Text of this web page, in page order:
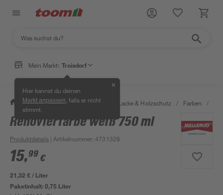
Mein Markt: Troisdorf
Hier kannst du deinen
Markt anpassen , falls er nicht
stimmt.
✕
/ Bauen & Renovieren / Farben, Lacke & Holzschutz / Farben /
Bestseller
Renovierfarbe weiß 750 ml
Produktdetails | Artikelnummer:4731328
15,99 €
21,32 € / Liter
Paketinhalt:0,75 Liter